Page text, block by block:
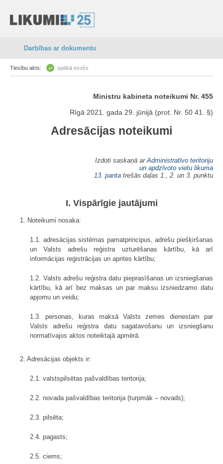
Darbības ar dokumentu
Tiesību akts: spēkā esošs
Ministru kabineta noteikumi Nr. 455
Rīgā 2021. gada 29. jūnijā (prot. Nr. 50 41. §)
Adresācijas noteikumi
Izdoti saskaņā ar Administratīvo teritoriju
un apdzīvoto vietu likuma
13. panta trešās daļas 1., 2. un 3. punktu
I. Vispārīgie jautājumi
1. Noteikumi nosaka:
1.1. adresācijas sistēmas pamatprincipus, adrešu piešķiršanas
un Valsts adrešu reģistra uzturēšanas kārtību, kā arī
informācijas reģistrācijas un aprites kārtību;
1.2. Valsts adrešu reģistra datu pieprasīšanas un izsniegšanas
kārtību, kā arī bez maksas un par maksu izsniedzamo datu
apjomu un veidu;
1.3. personas, kuras maksā Valsts zemes dienestam par
Valsts adrešu reģistra datu sagatavošanu un izsniegšanu
normatīvajos aktos noteiktajā apmērā.
2. Adresācijas objekts ir:
2.1. valstspilsētas pašvaldības teritorija;
2.2. novada pašvaldības teritorija (turpmāk – novads);
2.3. pilsēta;
2.4. pagasts;
2.5. ciems;